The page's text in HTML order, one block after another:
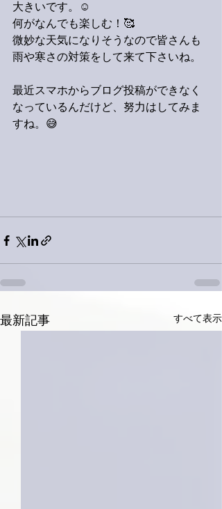
大きいです。☺️
何がなんでも楽しむ！🥰
微妙な天気になりそうなので皆さんも
雨や寒さの対策をして来て下さいね。
最近スマホからブログ投稿ができなく
なっているんだけど、努力はしてみま
すね。😅
最新記事 すべて表示